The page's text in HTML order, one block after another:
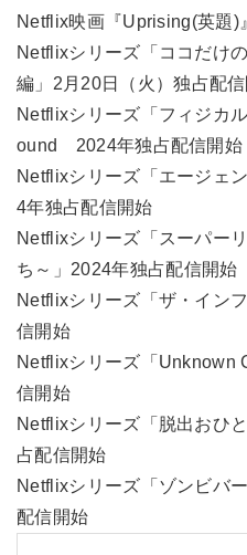
Netflix映画『Uprising(英題)
Netflixシリーズ「ココだけ
編」2月20日（火）独占配
Netflixシリーズ「フィジカ
ound 2024年独占配信開始
Netflixシリーズ「エージェ
4年独占配信開始
Netflixシリーズ「スーパー
ち～」2024年独占配信開始
Netflixシリーズ「ザ・イン
信開始
Netflixシリーズ「Unknown
信開始
Netflixシリーズ「脱出おひ
占配信開始
Netflixシリーズ「ゾンビバ
配信開始